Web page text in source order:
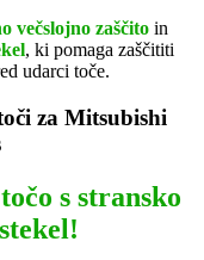
večslojno zaščitoin
, ki pomaga zaščititi
udarci toče.
za Mitsubishi
s stransko